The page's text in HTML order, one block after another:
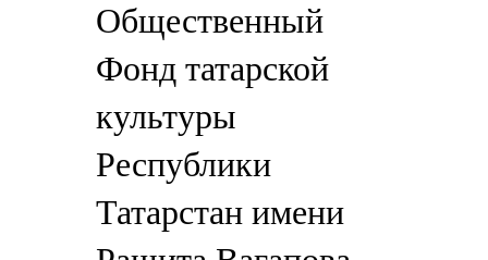
Общественный
Фонд татарской
культуры
Республики
Татарстан имени